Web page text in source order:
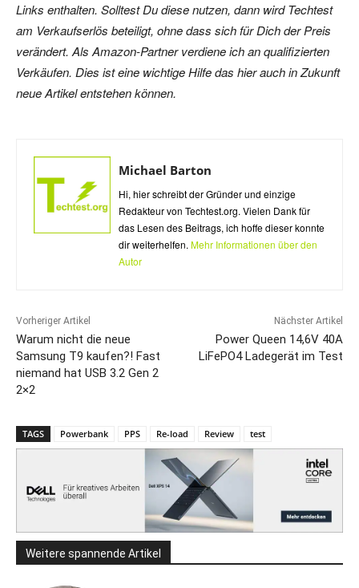
Links enthalten. Solltest Du diese nutzen, dann wird Techtest
am Verkaufserlös beteiligt, ohne dass sich für Dich der Preis
verändert. Als Amazon-Partner verdiene ich an qualifizierten
Verkäufen. Dies ist eine wichtige Hilfe das hier auch in Zukunft
neue Artikel entstehen können.
Michael Barton
Hi, hier schreibt der Gründer und einzige
Redakteur von Techtest.org. Vielen Dank für
das Lesen des Beitrags, ich hoffe dieser konnte
dir weiterhelfen. Mehr Informationen über den
Autor
Vorheriger Artikel
Warum nicht die neue
Samsung T9 kaufen?! Fast
niemand hat USB 3.2 Gen 2
2×2
Nächster Artikel
Power Queen 14,6V 40A
LiFePO4 Ladegerät im Test
TAGS Powerbank PPS Re-load Review test
Weitere spannende Artikel